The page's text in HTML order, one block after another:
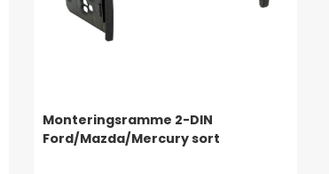
Monteringsramme 2-DIN
Ford/Mazda/Mercury sort